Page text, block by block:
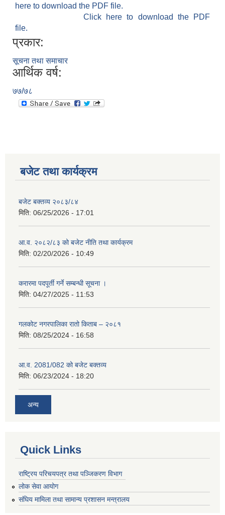
here to download the PDF file.
Click here to download the PDF
file.
प्रकार:
सूचना तथा समाचार
आर्थिक वर्ष:
७७/७८
बजेट तथा कार्यक्रम
बजेट बक्तव्य २०८३/८४
मिति: 06/25/2026 - 17:01
आ.व. २०८२/८३ को बजेट नीति तथा कार्यक्रम
मिति: 02/20/2026 - 10:49
करारमा पदपूर्ती गर्ने सम्बन्धी सूचना ।
मिति: 04/27/2025 - 11:53
गलकोट नगरपालिका रातो किताब – २०८१
मिति: 08/25/2024 - 16:58
आ.व. 2081/082 को बजेट बक्तव्य
मिति: 06/23/2024 - 18:20
अन्य
Quick Links
राष्ट्रिय परिचयपत्र तथा पञ्जिकरण विभाग
लोक सेवा आयोग
संघिय मामिला तथा सामान्य प्रशासन मन्त्रालय